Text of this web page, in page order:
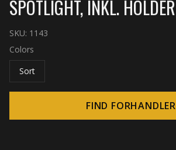
SPOTLIGHT, INKL. HOLDER
SKU: 1143
Colors
Sort
FIND FORHANDLER